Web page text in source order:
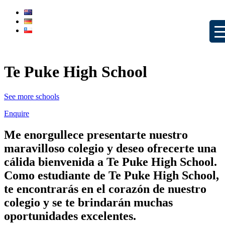
Te Puke High School
See more schools
Enquire
Me enorgullece presentarte nuestro
maravilloso colegio y deseo ofrecerte una
cálida bienvenida a Te Puke High School.
Como estudiante de Te Puke High School,
te encontrarás en el corazón de nuestro
colegio y se te brindarán muchas
oportunidades excelentes.